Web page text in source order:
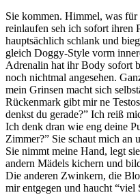
Sie kommen. Himmel, was
reinlaufen seh ich sofort ihren
hauptsächlich schlank und
gleich Doggy-Style vorm
Adrenalin hat ihr Body sofort
noch nichtmal angesehen.
mein Grinsen macht sich
Rückenmark gibt mir ne
denkst du gerade?” Ich reiß
Ich denk dran wie eng deine
Zimmer?” Sie schaut mich an
Sie nimmt meine Hand, legt
andern Mädels kichern und
Die anderen Zwinkern, die
mir entgegen und haucht “viel